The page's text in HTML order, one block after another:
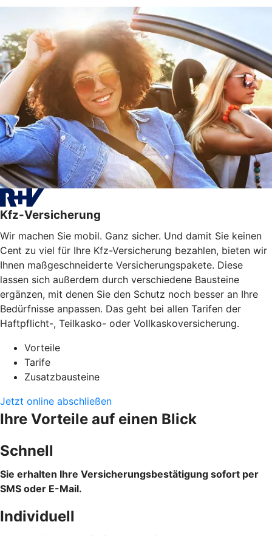
Kfz-Versicherung
Wir machen Sie mobil. Ganz sicher. Und damit Sie keinen
Cent zu viel für Ihre Kfz-Versicherung bezahlen, bieten wir
Ihnen maßgeschneiderte Versicherungspakete. Diese
lassen sich außerdem durch verschiedene Bausteine
ergänzen, mit denen Sie den Schutz noch besser an Ihre
Bedürfnisse anpassen. Das geht bei allen Tarifen der
Haftpflicht-, Teilkasko- oder Vollkaskoversicherung.
Vorteile
Tarife
Zusatzbausteine
Jetzt online abschließen
Ihre Vorteile auf einen Blick
Schnell
Sie erhalten Ihre Versicherungsbestätigung sofort per
SMS oder E-Mail.
Individuell